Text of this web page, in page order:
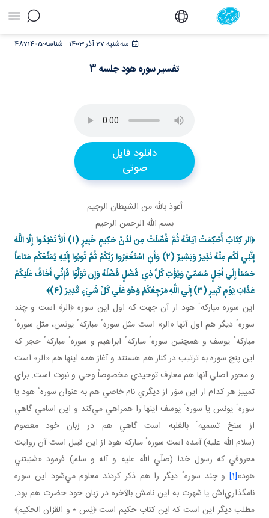
تفسیر سوره هود جلسه 3 - دفتر سه‌شنبه 27 آذر 1403 4871405شناسه:
تفسیر سوره هود جلسه 3
دانلود فایل
صوتی
أعوذ بالله من الشيطان الرجيم
بسم الله الرحمن الرحيم
﴿الر كِتَابٌ أُحْكِمَتْ آيَاتُهُ ثُمَّ فُصِّلَتْ مِن لَدُنْ حَكِيمٍ خَبِيرٍ (۱)
أَلاَّ تَعْبُدُوا إِلَّا اللَّهَ
إِنَّنِي لَكُم مِنْهُ نَذِيرٌ وَبَشِيرٌ (۲) وَأَنِ اسْتَغْفِرُوا رَبَّكُمْ ثُمَّ تُوبُوا إِلَيْهِ يُمَتِّعْكُم مَتاعاً
حَسَناً إِلَي أَجَلٍ مُسَمّيً وَيُؤْتِ كُلَّ ذِي فَضْلٍ فَضْلَهُ وَإِن تَوَلَّوْا فَإِنِّي أَخَافُ عَلَيْكُمْ
عَذَابَ يَوْمٍ كَبِيرٍ (۳) إِلَي اللَّهِ مَرْجِعُكُمْ وَهُوَ عَلَي كُلِّ شَيْ‏ءٍ قَدِيرٌ (٤)﴾
اين سوره مباركهٴ هود از آن جهت كه اول اين سوره ﴿الر﴾ است و چند
سورهٴ ديگر هم اول آنها «الر» است مثل سورهٴ مباركهٴ يونس، مثل سورهٴ
مباركهٴ يوسف و همچنين سورهٴ مباركهٴ ابراهيم و سورهٴ مباركهٴ حجر كه
اين پنج سوره به ترتيب در كنار هم هستند و آغاز همه اينها هم «الر» است
و محور اصلي آنها هم معارف توحيدي مخصوصاً وحي و نبوت است. براي
تمييز هر كدام از اين سوَر از ديگري نام خاصي هم به عنوان سورهٴ هود يا
سورهٴ يونس يا سورهٴ يوسف اينها را همراهي مي‌كند و اين اسامي گاهي
از سنخ تسميهٴ بالغلبه است گاهي هم در زبان خود معصوم
(سلام الله عليه) آمده است سورهٴ مباركه هود از اين قبيل است آن روايت
معروفي كه رسول خدا (صلّي الله عليه و آله و سلم) فرمود «شيّبتني
هود»[1]
و چند سورهٴ ديگر را هم ذكر كردند معلوم مي‌شود اين سوره
نامگذاري‌اش يا شهرت به اين نامش بالآخره در زبان خود حضرت هم بود.
مطلب ديگر اين است كه اين كتاب حكيم است ﴿يٰس ٭ و القرٰان الحكيم﴾